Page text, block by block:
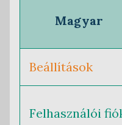
Magyar
Beállítások
Felhasználói